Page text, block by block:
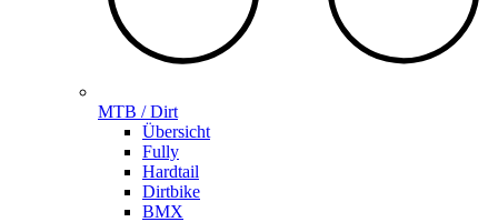
MTB / Dirt
Übersicht
Fully
Hardtail
Dirtbike
BMX